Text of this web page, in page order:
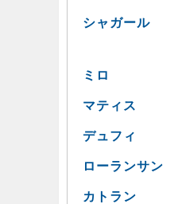
シャガール
ミロ
マティス
デュフィ
ローランサン
カトラン